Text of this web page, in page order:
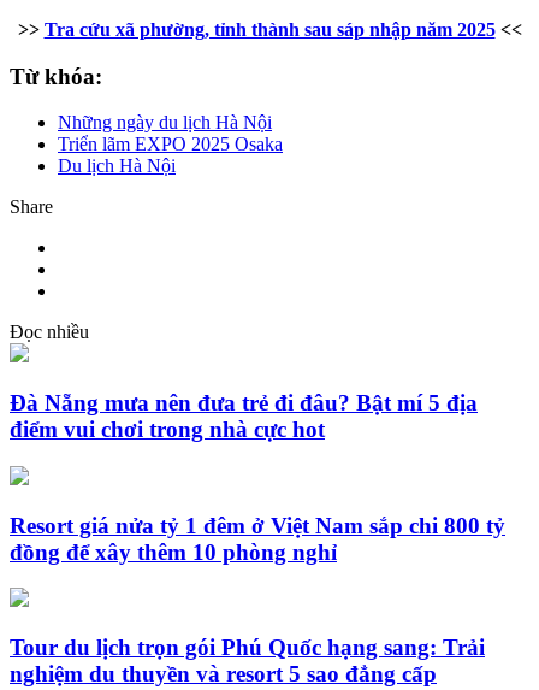
>> Tra cứu xã phường, tỉnh thành sau sáp nhập năm 2025<<
Từ khóa:
Những ngày du lịch Hà Nội
Triển lãm EXPO 2025 Osaka
Du lịch Hà Nội
Share
Đọc nhiều
Đà Nẵng mưa nên đưa trẻ đi đâu? Bật mí 5 địa
điểm vui chơi trong nhà cực hot
Resort giá nửa tỷ 1 đêm ở Việt Nam sắp chi 800 tỷ
đồng để xây thêm 10 phòng nghỉ
Tour du lịch trọn gói Phú Quốc hạng sang: Trải
nghiệm du thuyền và resort 5 sao đẳng cấp